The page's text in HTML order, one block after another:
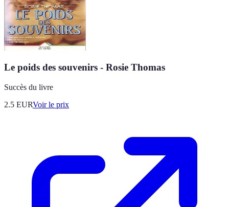
Le poids des souvenirs - Rosie Thomas
Succès du livre
2.5 EURVoir le prix